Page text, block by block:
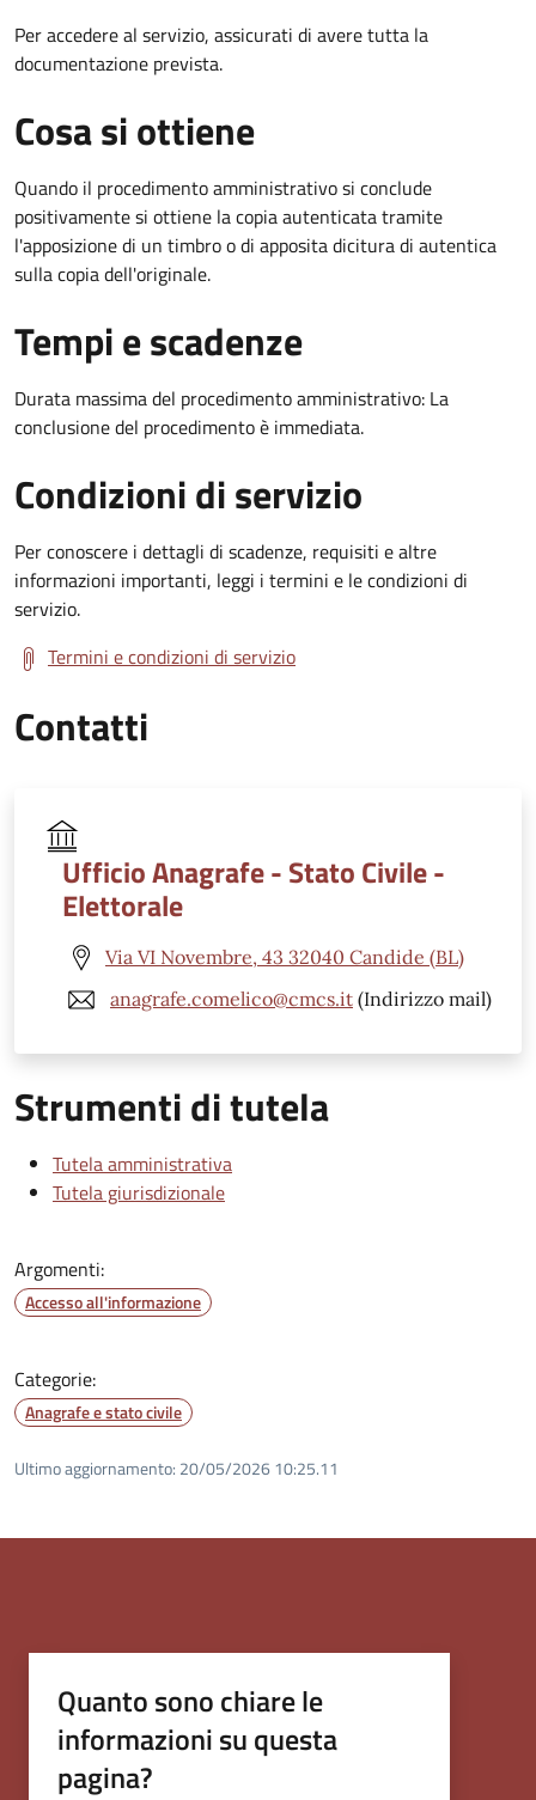
Per accedere al servizio, assicurati di avere tutta la
documentazione prevista.
Cosa si ottiene
Quando il procedimento amministrativo si conclude
positivamente si ottiene la copia autenticata tramite
l'apposizione di un timbro o di apposita dicitura di autentica
sulla copia dell'originale.
Tempi e scadenze
Durata massima del procedimento amministrativo: La
conclusione del procedimento è immediata.
Condizioni di servizio
Per conoscere i dettagli di scadenze, requisiti e altre
informazioni importanti, leggi i termini e le condizioni di
servizio.
Termini e condizioni di servizio
Contatti
Ufficio Anagrafe - Stato Civile -
Elettorale
Via VI Novembre, 43 32040 Candide (BL)
anagrafe.comelico@cmcs.it (Indirizzo mail)
Strumenti di tutela
Tutela amministrativa
Tutela giurisdizionale
Argomenti:
Accesso all'informazione
Categorie:
Anagrafe e stato civile
Ultimo aggiornamento: 20/05/2026 10:25.11
Quanto sono chiare le
informazioni su questa
pagina?